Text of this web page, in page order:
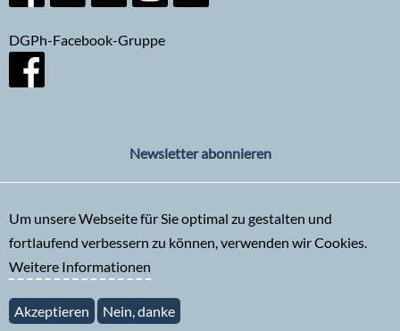
DGPh-Facebook-Gruppe
Newsletter abonnieren
Um unsere Webseite für Sie optimal zu gestalten und
fortlaufend verbessern zu können, verwenden wir Cookies.
Weitere Informationen
Akzeptieren Nein, danke